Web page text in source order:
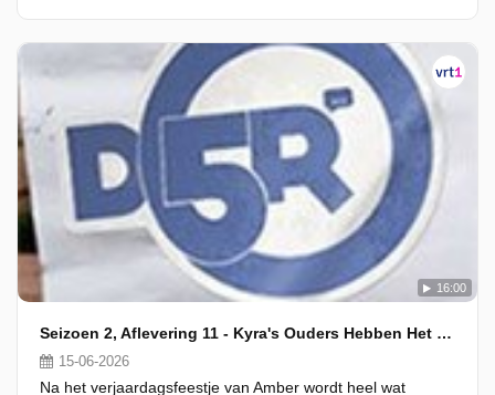
16:00
Seizoen 2, Aflevering 11 - Kyra's Ouders Hebben Het Moeilijk
15-06-2026
Na het verjaardagsfeestje van Amber wordt heel wat